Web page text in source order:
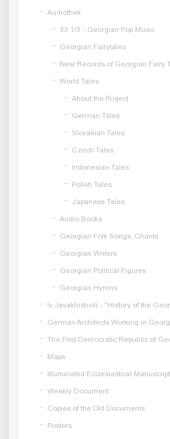
Audiothek
33 1/3 - Georgian Pop Music
Georgian Fairytales
New Records of Georgian Fairy
World Tales
About the Project
German Tales
Slovakian Tales
Czech Tales
Indonesian Tales
Polish Tales
Japanese Tales
Audio Books
Georgian Folk Songs, Chants
Georgian Writers
Georgian Political Figures
Georgian Hymns
Iv.Javakhishvili - "History of the
German Architects Working in
The First Democratic Republic of
Maps
Illuminated Ecclesiastical
Weekly Document
Copies of the Old Documents
Posters